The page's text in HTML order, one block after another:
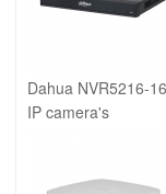
Dahua NVR5216-
IP camera's